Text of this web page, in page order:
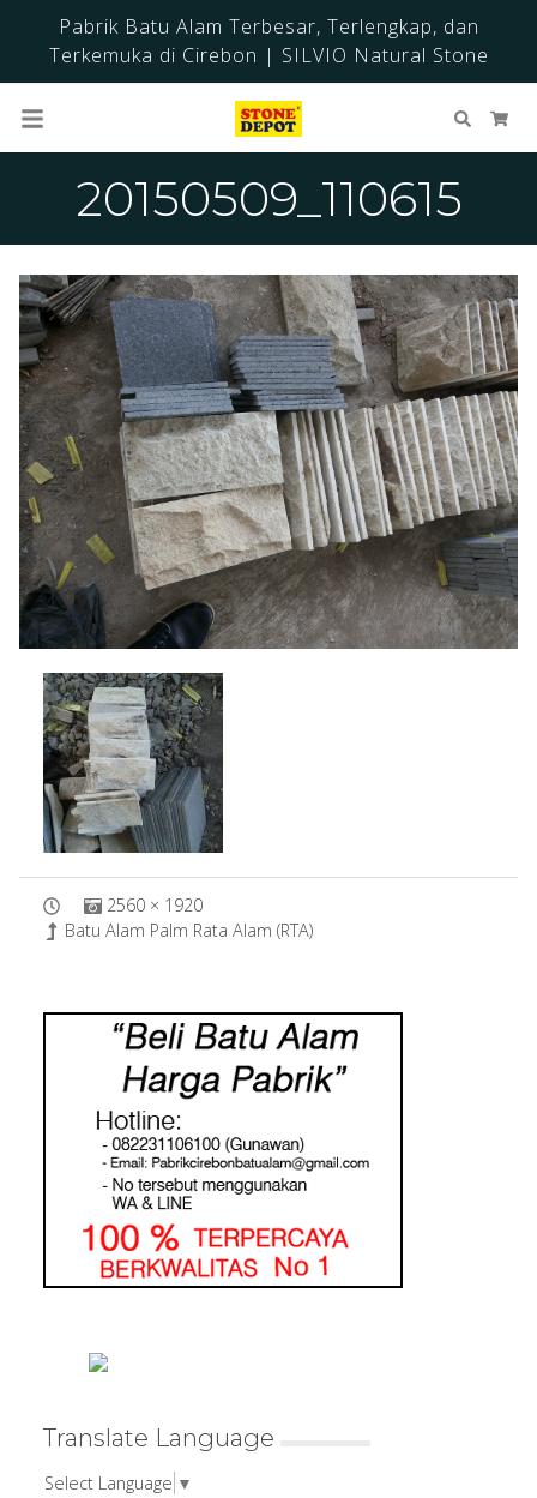
Pabrik Batu Alam Terbesar, Terlengkap, dan
Terkemuka di Cirebon | SILVIO Natural Stone
Cari
20150509_110615
2560 × 1920
Batu Alam Palm Rata Alam (RTA)
Translate Language
Select Language ▼